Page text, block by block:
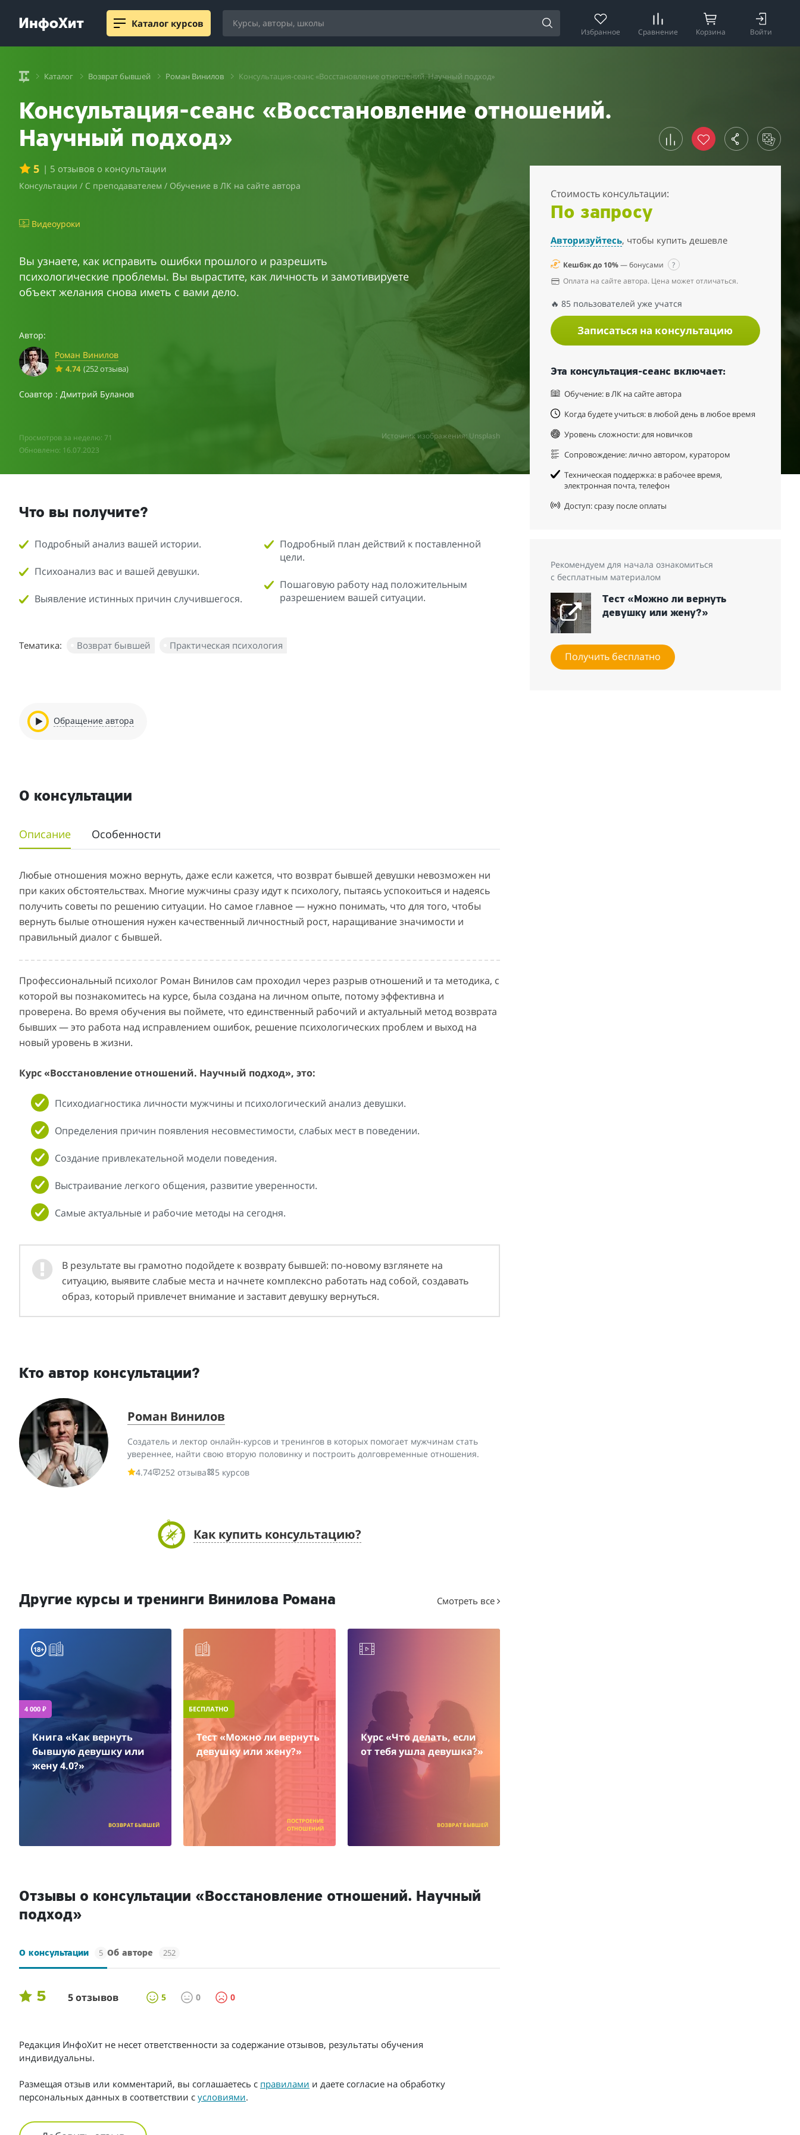
Каталог курсов
Избранное Сравнение Корзина Войти
Каталог Возврат бывшей Роман Винилов Консультация-сеанс «Восстановление отношений. Научный подход»
Консультация-сеанс «Восстановление отношений.
Научный подход»
5 | 5 отзывов о консультации
Консультации / С преподавателем / Обучение в ЛК на сайте автора
Видеоуроки
Вы узнаете, как исправить ошибки прошлого и разрешить
психологические проблемы. Вы вырастите, как личность и замотивируете
объект желания снова иметь с вами дело.
Автор:
Роман Винилов
4.74 (252 отзыва)
Соавтор : Дмитрий Буланов
Просмотров за неделю: 71
Обновлено: 16.07.2023
Источник изображения: Unsplash
Стоимость консультации:
По запросу
Авторизуйтесь, чтобы купить дешевле
Кешбэк до 10%— бонусами
?
Оплата на сайте автора. Цена может отличаться.
🔥 85 пользователей уже учатся
Записаться на консультацию
Эта консультация-сеанс включает:
Обучение: в ЛК на сайте автора
Когда будете учиться: в любой день в любое время
Уровень сложности: для новичков
Сопровождение: лично автором, куратором
Техническая поддержка: в рабочее время,
электронная почта, телефон
Доступ: сразу после оплаты
Рекомендуем для начала ознакомиться
с бесплатным материалом
Тест «Можно ли вернуть
девушку или жену?»
Получить бесплатно
Что вы получите?
Подробный анализ вашей истории.
Психоанализ вас и вашей девушки.
Выявление истинных причин случившегося.
Подробный план действий к поставленной
цели.
Пошаговую работу над положительным
разрешением вашей ситуации.
Тематика: Возврат бывшей Практическая психология
Обращение автора
О консультации
Описание Особенности
Любые отношения можно вернуть, даже если кажется, что возврат бывшей девушки невозможен ни
при каких обстоятельствах. Многие мужчины сразу идут к психологу, пытаясь успокоиться и надеясь
получить советы по решению ситуации. Но самое главное — нужно понимать, что для того, чтобы
вернуть былые отношения нужен качественный личностный рост, наращивание значимости и
правильный диалог с бывшей.
Профессиональный психолог Роман Винилов сам проходил через разрыв отношений и та методика, с
которой вы познакомитесь на курсе, была создана на личном опыте, потому эффективна и
проверена. Во время обучения вы поймете, что единственный рабочий и актуальный метод возврата
бывших — это работа над исправлением ошибок, решение психологических проблем и выход на
новый уровень в жизни.
Курс «Восстановление отношений. Научный подход», это:
Психодиагностика личности мужчины и психологический анализ девушки.
Определения причин появления несовместимости, слабых мест в поведении.
Создание привлекательной модели поведения.
Выстраивание легкого общения, развитие уверенности.
Самые актуальные и рабочие методы на сегодня.
В результате вы грамотно подойдете к возврату бывшей: по-новому взглянете на
ситуацию, выявите слабые места и начнете комплексно работать над собой, создавать
образ, который привлечет внимание и заставит девушку вернуться.
Кто автор консультации?
Роман Винилов
Создатель и лектор онлайн-курсов и тренингов в которых помогает мужчинам стать
увереннее, найти свою вторую половинку и построить долговременные отношения.
4.74
252 отзыва 5 курсов
Как купить консультацию?
Другие курсы и тренинги Винилова Романа Смотреть все
4 000 ₽
Книга «Как вернуть
бывшую девушку или
жену 4.0?»
18+
ВОЗВРАТ БЫВШЕЙ
БЕСПЛАТНО
Тест «Можно ли вернуть
девушку или жену?»
ПОСТРОЕНИЕ
ОТНОШЕНИЙ
Курс «Что делать, если
от тебя ушла девушка?»
ВОЗВРАТ БЫВШЕЙ
Отзывы о консультации «Восстановление отношений. Научный
подход»
О консультации 5 Об авторе 252
5 5 отзывов 5 0 0
Редакция ИнфоХит не несет ответственности за содержание отзывов, результаты обучения
индивидуальны.
Размещая отзыв или комментарий, вы соглашаетесь с правилами и даете согласие на обработку
персональных данных в соответствии с условиями.